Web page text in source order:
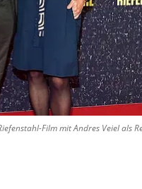
Film mit Andres Veiel als